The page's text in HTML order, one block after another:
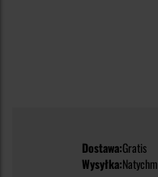
Dostawa:Gratis
Wysyłka: